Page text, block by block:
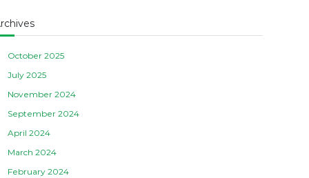
October 2025
July 2025
November 2024
September 2024
April 2024
March 2024
February 2024